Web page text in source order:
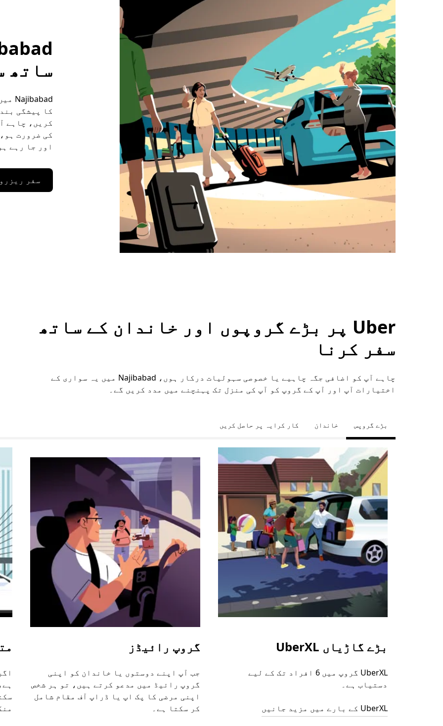
select
a
date.
Press
the
escape
button
to
close
the
calendar.
ساتھ
کریں، چاہے
کی ضرورت
اور جا رہے
سفر
Uber پر بڑے گروپوں اور خاندان کے ساتھ
سفر کرنا
چاہے آپ کو اضافی جگہ چاہیے یا خصوصی سہولیات درکار ہوں، Najibabad میں یہ سواری کے
اختیارات آپ اور آپ کے گروپ کو آپ کی منزل تک پہنچنے میں مدد کریں گے۔
بڑے گروپس خاندان کار کرایہ پر حاصل کریں
بڑے گاڑیاں UberXL
UberXL گروپ میں 6 افراد تک کے لیے
دستیاب ہے۔
UberXL کے بارے میں مزید جانیں
گروپ رائیڈز
جب آپ اپنے دوستوں یا خاندان کو اپنی
گروپ رائیڈ میں مدعو کرتے ہیں، تو ہر شخص
اپنی مرضی کا پک اپ یا ڈراپ آف مقام شامل
کر سکتا ہے۔